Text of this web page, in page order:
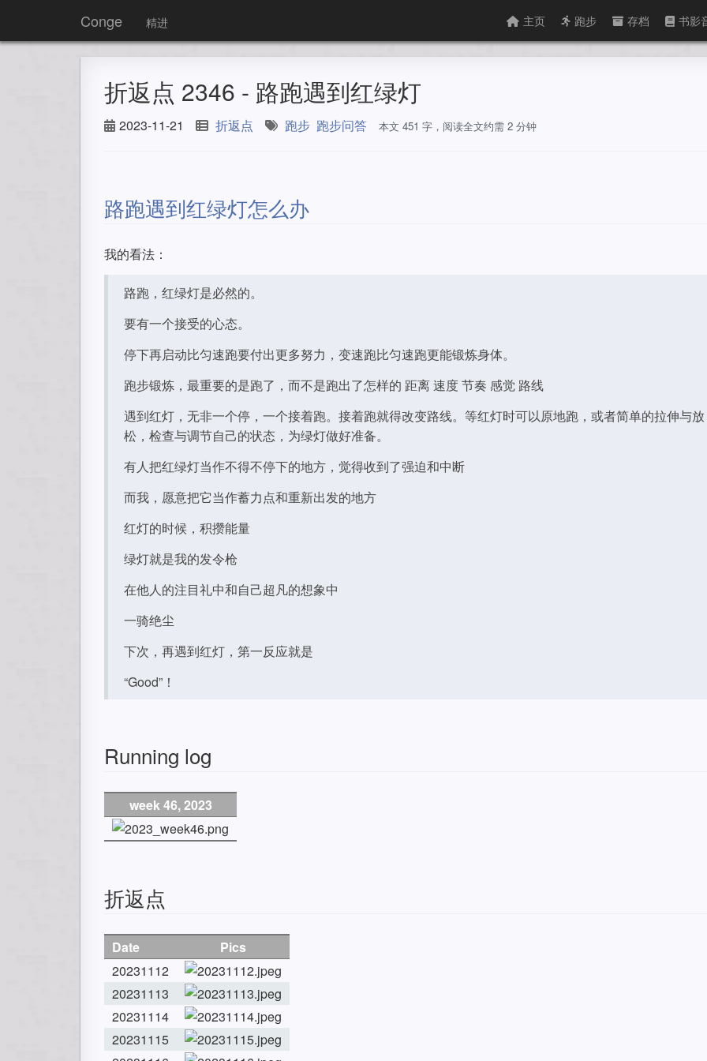
Conge 精进 主页 跑步 存档 书影
折返点 2346 - 路跑遇到红绿灯
2023-11-21 折返点 跑步 跑步问答 本文 451 字，阅读全文约需 2 分钟
路跑遇到红绿灯怎么办
我的看法：
路跑，红绿灯是必然的。
要有一个接受的心态。
停下再启动比匀速跑要付出更多努力，变速跑比匀速跑更能锻炼身体。
跑步锻炼，最重要的是跑了，而不是跑出了怎样的 距离 速度 节奏 感觉 路线
遇到红灯，无非一个停，一个接着跑。接着跑就得改变路线。等红灯时可以原地跑，或者简单的拉伸与放
松，检查与调节自己的状态，为绿灯做好准备。
有人把红绿灯当作不得不停下的地方，觉得收到了强迫和中断
而我，愿意把它当作蓄力点和重新出发的地方
红灯的时候，积攒能量
绿灯就是我的发令枪
在他人的注目礼中和自己超凡的想象中
一骑绝尘
下次，再遇到红灯，第一反应就是
“Good”！
Running log
week 46, 2023
折返点
Date
Pics
20231112
20231113
20231114
20231115